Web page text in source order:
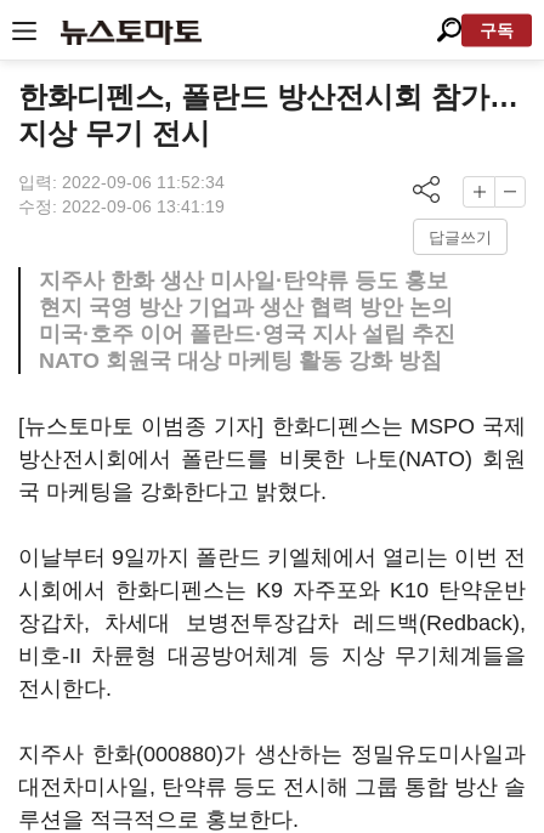
구독
한화디펜스, 폴란드 방산전시회 참가…
지상 무기 전시
입력: 2022-09-06 11:52:34
수정: 2022-09-06 13:41:19
답글쓰기
지주사 한화 생산 미사일·탄약류 등도 홍보
현지 국영 방산 기업과 생산 협력 방안 논의
미국·호주 이어 폴란드·영국 지사 설립 추진
NATO 회원국 대상 마케팅 활동 강화 방침
[뉴스토마토 이범종 기자] 한화디펜스는 MSPO 국제
방산전시회에서 폴란드를 비롯한 나토(NATO) 회원
국 마케팅을 강화한다고 밝혔다.
이날부터 9일까지 폴란드 키엘체에서 열리는 이번 전
시회에서 한화디펜스는 K9 자주포와 K10 탄약운반
장갑차, 차세대 보병전투장갑차 레드백(Redback),
비호-II 차륜형 대공방어체계 등 지상 무기체계들을
전시한다.
지주사 한화(000880)가 생산하는 정밀유도미사일과
대전차미사일, 탄약류 등도 전시해 그룹 통합 방산 솔
루션을 적극적으로 홍보한다.